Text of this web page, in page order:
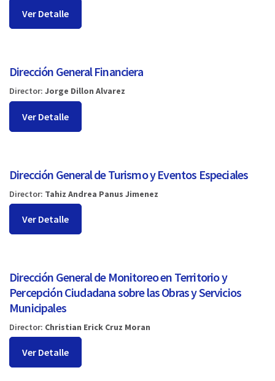
Ver Detalle
Dirección General Financiera
Director: Jorge Dillon Alvarez
Ver Detalle
Dirección General de Turismo y Eventos Especiales
Director: Tahiz Andrea Panus Jimenez
Ver Detalle
Dirección General de Monitoreo en Territorio y
Percepción Ciudadana sobre las Obras y Servicios
Municipales
Director: Christian Erick Cruz Moran
Ver Detalle